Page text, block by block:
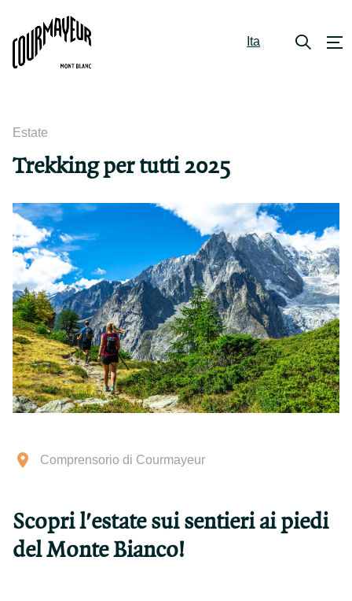
Ita
Estate
Trekking per tutti 2025
Comprensorio di Courmayeur
Scopri l'estate sui sentieri ai piedi
del Monte Bianco!